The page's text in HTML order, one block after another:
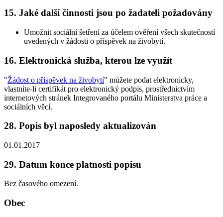
15. Jaké další činnosti jsou po žadateli požadovány
Umožnit sociální šetření za účelem ověření všech skutečností
uvedených v žádosti o příspěvek na živobytí.
16. Elektronická služba, kterou lze využít
"Žádost o příspěvek na živobytí" můžete podat elektronicky,
vlastníte-li certifikát pro elektronický podpis, prostřednictvím
internetových stránek Integrovaného portálu Ministerstva práce a
sociálních věcí.
28. Popis byl naposledy aktualizován
01.01.2017
29. Datum konce platnosti popisu
Bez časového omezení.
Obec